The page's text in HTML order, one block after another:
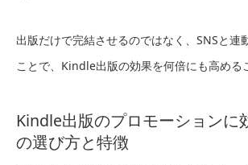
出版だけで完結させるのではなく、SNSと連
ことで、Kindle出版の効果を何倍にも高める
Kindle出版のプロモーションに
の選び方と特徴